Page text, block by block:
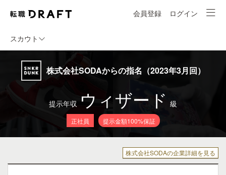
会員登録 ログイン
スカウト
株式会社SODAからの指名（2023年3月回）
提示年収 ウィザード 級
正社員 提示金額100%保証
株式会社SODAの企業詳細を見る